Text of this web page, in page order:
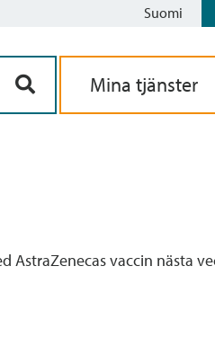
Suomi
Mina tjänster
AstraZenecas vaccin nästa